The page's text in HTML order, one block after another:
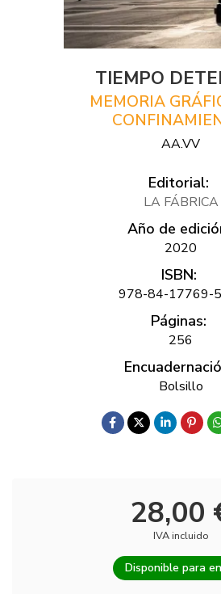
TIEMPO
MEMORIA
AA.VV
Editorial:
LA FÁBRICA
Año de
2020
ISBN:
978-84-17769-
Páginas:
256
Bolsillo
28,00
IVA incluido
Disponible para